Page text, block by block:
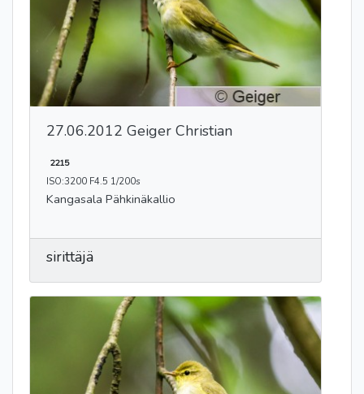
27.06.2012 Geiger Christian
2215
ISO:3200 F4.5 1/200s
Kangasala Pähkinäkallio
sirittäjä